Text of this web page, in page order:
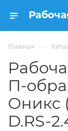
Главная —
П-
Оникс
D.RS-